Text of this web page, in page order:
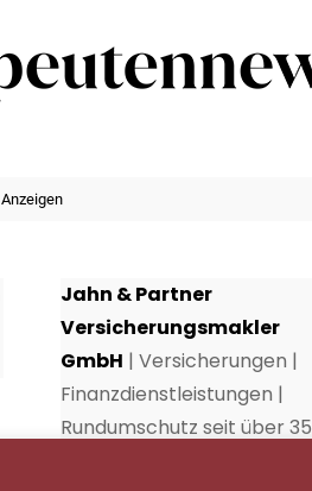
Anzeigen
Jahn & Partner
Versicherungsmakler
GmbH | Versicherungen |
Finanzdienstleistungen |
Rundumschutz seit über 35